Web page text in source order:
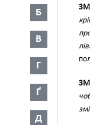
Б
В
Г
Ґ
Д